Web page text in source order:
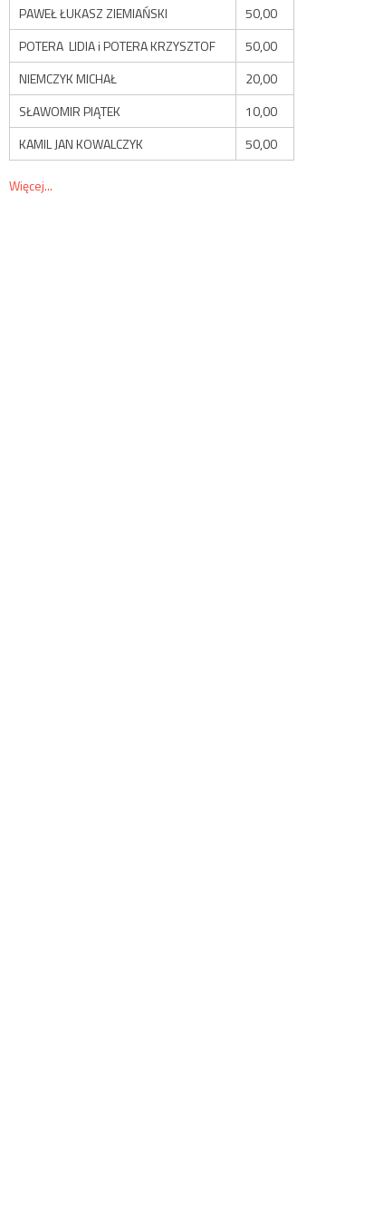
PAWEŁ ŁUKASZ ZIEMIAŃSKI
50,00
POTERA LIDIA i POTERA KRZYSZTOF
50,00
NIEMCZYK MICHAŁ
20,00
SŁAWOMIR PIĄTEK
10,00
KAMIL JAN KOWALCZYK
50,00
Więcej...